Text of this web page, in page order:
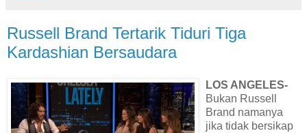
Russell Brand Tertarik Tiduri Tiga
Kardashian Bersaudara
LOS ANGELES-
Bukan Russell
Brand namanya
jika tidak bersikap